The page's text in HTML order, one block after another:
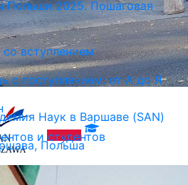
Наук в Варшаве (SAN)
Польша
Польши 2025. Пошаговая
вступлением
с поступлением: от А до Я
и студентов